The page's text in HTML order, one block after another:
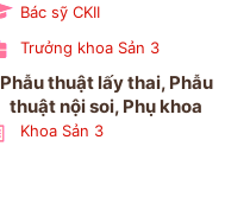
Bác sỹ CKII
Trưởng khoa Sản 3
Phẫu thuật lấy thai, Phẫu
thuật nội soi, Phụ khoa
Khoa Sản 3